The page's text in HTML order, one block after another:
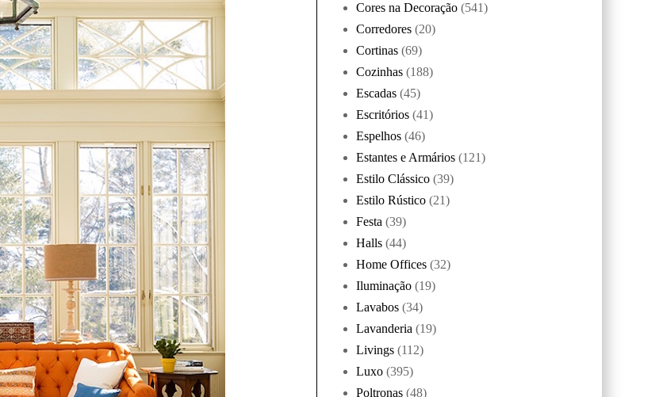
Cores na Decoração (541)
Corredores (20)
Cortinas (69)
Cozinhas (188)
Escadas (45)
Escritórios (41)
Espelhos (46)
Estantes e Armários (121)
Estilo Clássico (39)
Estilo Rústico (21)
Festa (39)
Halls (44)
Home Offices (32)
Iluminação (19)
Lavabos (34)
Lavanderia (19)
Livings (112)
Luxo (395)
Poltronas (48)